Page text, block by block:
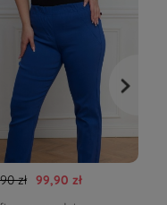
zł 99,90 zł